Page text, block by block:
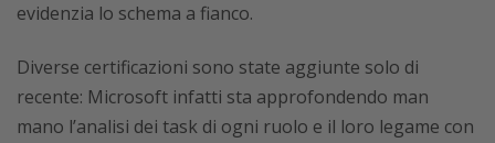
evidenzia lo schema a fianco.
Diverse certificazioni sono state aggiunte solo di
recente: Microsoft infatti sta approfondendo man
mano l’analisi dei task di ogni ruolo e il loro legame con